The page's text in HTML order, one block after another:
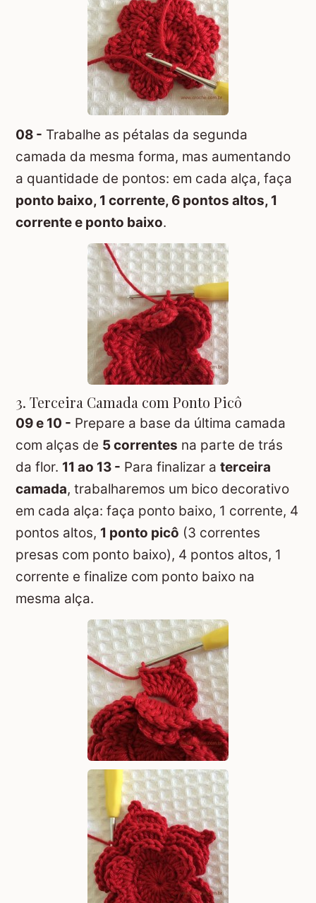
08 - Trabalhe as pétalas da segunda
camada da mesma forma, mas aumentando
a quantidade de pontos: em cada alça, faça
ponto baixo, 1 corrente, 6 pontos altos, 1
corrente e ponto baixo.
3. Terceira Camada com Ponto Picô
09 e 10 - Prepare a base da última camada
com alças de 5 correntes na parte de trás
da flor. 11 ao 13 - Para finalizar a terceira
camada, trabalharemos um bico decorativo
em cada alça: faça ponto baixo, 1 corrente, 4
pontos altos, 1 ponto picô (3 correntes
presas com ponto baixo), 4 pontos altos, 1
corrente e finalize com ponto baixo na
mesma alça.